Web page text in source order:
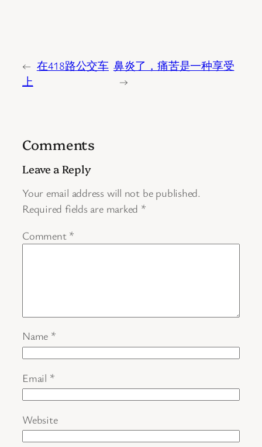
← 在418路公交车
上
鼻炎了，痛苦是一种享受
→
Comments
Leave a Reply
Your email address will not be published.
Required fields are marked *
Comment *
Name *
Email *
Website